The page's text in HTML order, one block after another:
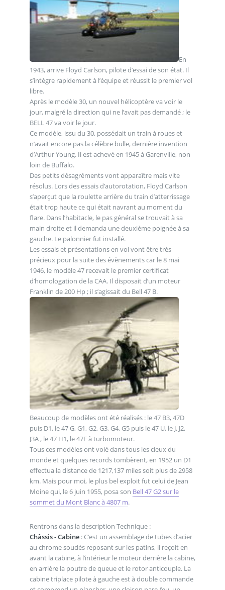
En
1943, arrive Floyd Carlson, pilote d’essai de son état. Il
s’intègre rapidement à l’équipe et réussit le premier vol
libre.
Après le modèle 30, un nouvel hélicoptère va voir le
jour, malgré la direction qui ne l’avait pas demandé ; le
BELL 47 va voir le jour.
Ce modèle, issu du 30, possédait un train à roues et
n’avait encore pas la célèbre bulle, dernière invention
d’Arthur Young. Il est achevé en 1945 à Garenville, non
loin de Buffalo.
Des petits désagréments vont apparaître mais vite
résolus. Lors des essais d’autorotation, Floyd Carlson
s’aperçut que la roulette arrière du train d’atterrissage
était trop haute ce qui était navrant au moment du
flare. Dans l’habitacle, le pas général se trouvait à sa
main droite et il demanda une deuxième poignée à sa
gauche. Le palonnier fut installé.
Les essais et présentations en vol vont être très
précieux pour la suite des évènements car le 8 mai
1946, le modèle 47 recevait le premier certificat
d’homologation de la CAA. Il disposait d’un moteur
Franklin de 200 Hp ; il s’agissait du Bell 47 B.
Beaucoup de modèles ont été réalisés : le 47 B3, 47D
puis D1, le 47 G, G1, G2, G3, G4, G5 puis le 47 U, le J, J2,
J3A , le 47 H1, le 47F à turbomoteur.
Tous ces modèles ont volé dans tous les cieux du
monde et quelques records tombèrent, en 1952 un D1
effectua la distance de 1217,137 miles soit plus de 2958
km. Mais pour moi, le plus bel exploit fut celui de Jean
Moine qui, le 6 juin 1955, posa son Bell 47 G2 sur le
sommet du Mont Blanc à 4807 m.
Rentrons dans la description Technique :
Châssis - Cabine: C’est un assemblage de tubes d’acier
au chrome soudés reposant sur les patins, il reçoit en
avant la cabine, à l’intérieur le moteur derrière la cabine,
en arrière la poutre de queue et le rotor anticouple. La
cabine triplace pilote à gauche est à double commande